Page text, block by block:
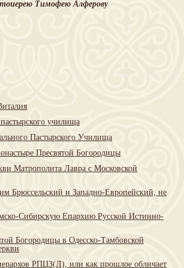
Тимофею Алферову
училища
Пастырского Училища
Пресвятой Богородицы
Матрополита Лавра с Московской
Брюссельский и Западно-Европейский, не
Сибирскую Епархию Русской Истинно-
Богородицы в Одесско-Тамбовской
РПЦЗ(Л), или как прошлое обличает